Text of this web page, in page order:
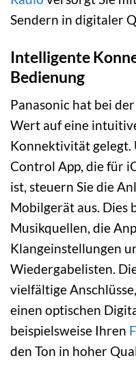
Sendern in digitaler
Intelligente
Bedienung
Panasonic hat bei
Wert auf eine
Konnektivität gelegt.
Control App, die für
ist, steuern Sie die
Mobilgerät aus. Dies
Musikquellen, die
Klangeinstellungen
Wiedergabelisten.
vielfältige
einen optischen
beispielsweise Ihren
den Ton in hoher